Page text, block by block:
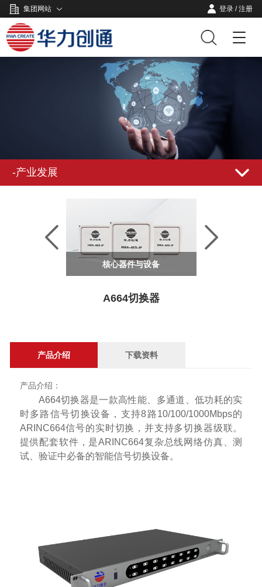
集团网站 登录 /注册
-产业发展
核心器件与设备
A664切换器
产品介绍 下载资料
产品介绍：
A664切换器是一款高性能、多通道、低功耗的实
时多路信号切换设备，支持8路10/100/1000Mbps的
ARINC664信号的实时切换，并支持多切换器级联。
提供配套软件，是ARINC664复杂总线网络仿真、测
试、验证中必备的智能信号切换设备。